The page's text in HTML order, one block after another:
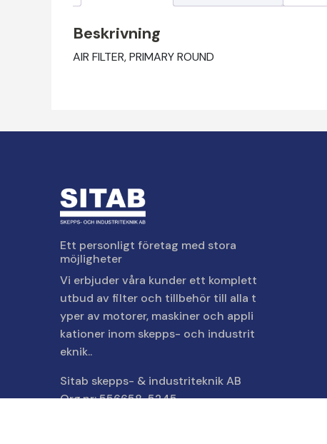
Beskrivning
AIR FILTER, PRIMARY ROUND
Ett personligt företag med stora
möjligheter
Vi erbjuder våra kunder ett komplett
utbud av filter och tillbehör till alla t
yper av motorer, maskiner och appli
kationer inom skepps- och industrit
eknik..
Sitab skepps- & industriteknik AB
Org.nr: 556658-5245